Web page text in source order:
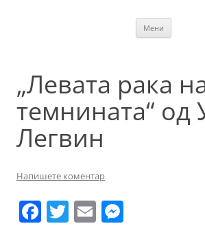
Мени
„Левата рака
темнината“ од
Легвин
Напишете коментар
F T E